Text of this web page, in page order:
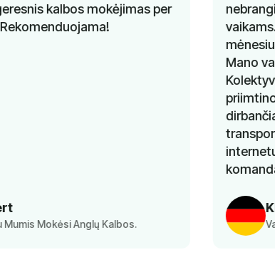
Vaikų Vokiečių Kalbos Pamoka Tėvai
nebrangių vokiečių kalbos pamokų savo
vaikams. Labai džiaugiuosi, kad prieš kelis
mėnesius sužinojau apie "Lingua Learn".